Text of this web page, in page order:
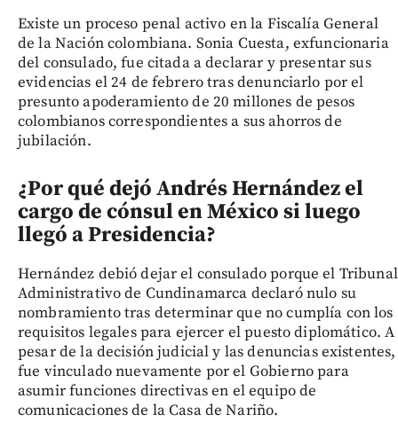
Existe un proceso penal activo en la Fiscalía General
de la Nación colombiana. Sonia Cuesta, exfuncionaria
del consulado, fue citada a declarar y presentar sus
evidencias el 24 de febrero tras denunciarlo por el
presunto apoderamiento de 20 millones de pesos
colombianos correspondientes a sus ahorros de
jubilación.
¿Por qué dejó Andrés Hernández el
cargo de cónsul en México si luego
llegó a Presidencia?
Hernández debió dejar el consulado porque el Tribunal
Administrativo de Cundinamarca declaró nulo su
nombramiento tras determinar que no cumplía con los
requisitos legales para ejercer el puesto diplomático. A
pesar de la decisión judicial y las denuncias existentes,
fue vinculado nuevamente por el Gobierno para
asumir funciones directivas en el equipo de
comunicaciones de la Casa de Nariño.